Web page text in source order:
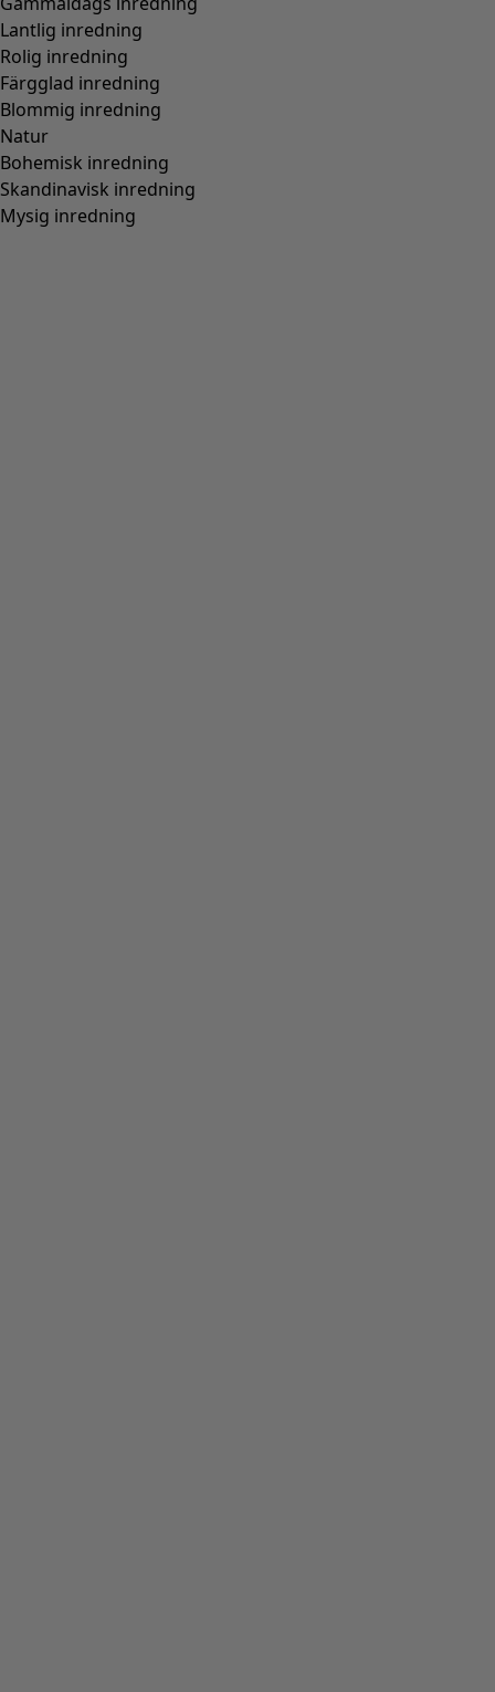
Lantlig inredning
Rolig inredning
Färgglad inredning
Blommig inredning
Natur
Bohemisk inredning
Skandinavisk inredning
Mysig inredning